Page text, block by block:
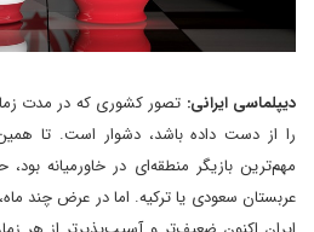
دیپلماسی ایرانی: تصور کشوری که در مدت
را از دست داده باشد، دشوار است. تا
مهم‌ترین بازیگر منطقه‌ای در خاورمیانه بود،
عربستان سعودی یا ترکیه. اما در عرض چند